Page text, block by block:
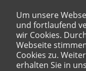
Um unsere
und fortlaufend
wir Cookies.
Webseite
Cookies zu.
erhalten Sie in